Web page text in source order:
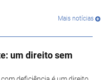
um direito sem
Mais notícias